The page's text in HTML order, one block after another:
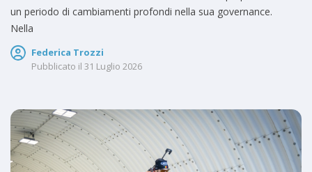
un periodo di cambiamenti profondi nella sua governance.
Nella
Federica Trozzi
Pubblicato il 31 Luglio 2026